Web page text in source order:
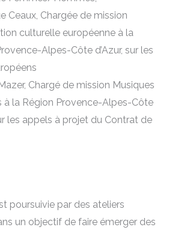
Ceaux, Chargée de mission
culturelle européenne à la
Alpes-Côte d’Azur, sur les
Chargé de mission Musiques
à la Région Provence-Alpes-Côte
les appels à projet du Contrat de
poursuivie par des ateliers
un objectif de faire émerger des